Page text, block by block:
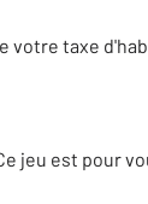
votre taxe
jeu est pour